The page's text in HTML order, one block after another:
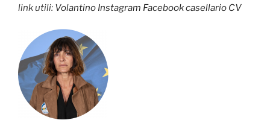
link utili: Volantino Instagram Facebookcasellario CV